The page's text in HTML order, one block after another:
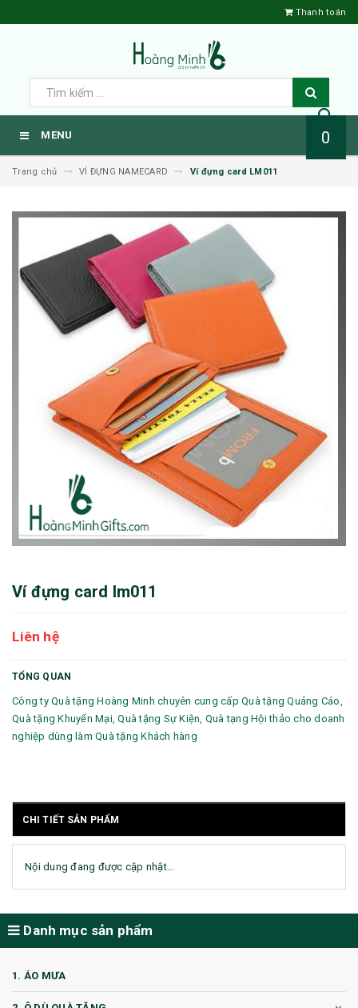
Thanh toán
MENU 0
Trang chủ VÍ ĐỰNG NAMECARD Ví đựng card LM011
Ví đựng card lm011
Liên hệ
TỔNG QUAN
Công ty Quà tặng Hoàng Minh chuyên cung cấp Quà tặng Quảng Cáo,
Quà tặng Khuyến Mại, Quà tặng Sự Kiện, Quà tạng Hội thảo cho doanh
nghiệp dùng làm Quà tặng Khách hàng
CHI TIẾT SẢN PHẨM
Nội dung đang được cập nhật...
Danh mục sản phẩm
1. ÁO MƯA